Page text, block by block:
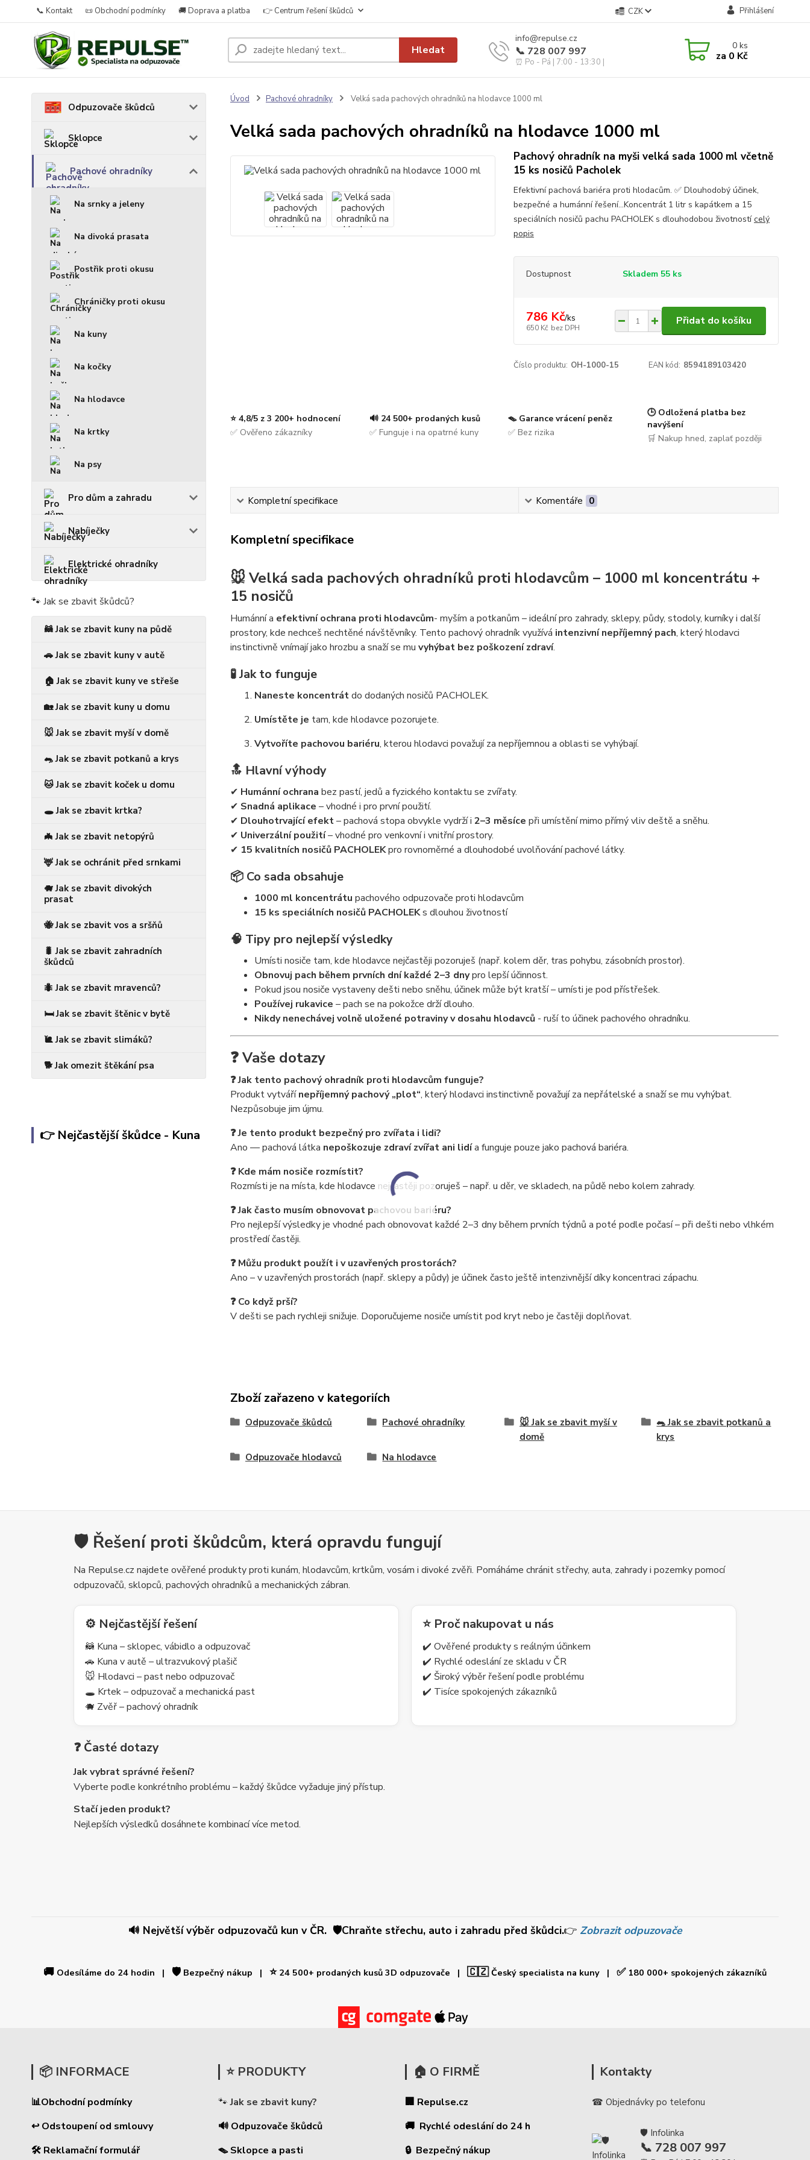
📞 Kontakt 📜 Obchodní podmínky 🚚 Doprava a platba 👉 Centrum řešení škůdců CZK Přihlášení
Hledat
info@repulse.cz
📞 728 007 997
⏰ Po - Pá | 7:00 - 13:30 |
0ks
za 0 Kč
Odpuzovače škůdců
Sklopce
Pachové ohradníky
Na srnky a jeleny
Na divoká prasata
Postřik proti okusu
Chráničky proti okusu
Na kuny
Na kočky
Na hlodavce
Na krtky
Na psy
Pro dům a zahradu
Nabíječky
Elektrické ohradníky
🐾 Jak se zbavit škůdců?
🦝 Jak se zbavit kuny na půdě
🚗 Jak se zbavit kuny v autě
🏠 Jak se zbavit kuny ve střeše
🏡 Jak se zbavit kuny u domu
🐭 Jak se zbavit myší v domě
🐀 Jak se zbavit potkanů a krys
🐱 Jak se zbavit koček u domu
🕳️ Jak se zbavit krtka?
🦇 Jak se zbavit netopýrů
🦌 Jak se ochránit před srnkami
🐗 Jak se zbavit divokých
prasat
🐝 Jak se zbavit vos a sršňů
🐛 Jak se zbavit zahradních
škůdců
🐜 Jak se zbavit mravenců?
🛏️ Jak se zbavit štěnic v bytě
🐌 Jak se zbavit slimáků?
🐕 Jak omezit štěkání psa
👉 Nejčastější škůdce - Kuna
Úvod Pachové ohradníky Velká sada pachových ohradníků na hlodavce 1000 ml
Velká sada pachových ohradníků na hlodavce 1000 ml
Pachový ohradník na myši velká sada 1000 ml včetně
15 ks nosičů Pacholek
Efektivní pachová bariéra proti hlodacům. ✅ Dlouhodobý účinek,
bezpečné a humánní řešení...Koncentrát 1 litr s kapátkem a 15
speciálních nosičů pachu PACHOLEK s dlouhodobou životnostícelý
popis
Dostupnost Skladem 55 ks
786 Kč/ks
650 Kč bez DPH
Přidat do košíku
Číslo produktu: OH-1000-15 EAN kód: 8594189103420
⭐ 4,8/5 z 3 200+ hodnocení
✅ Ověřeno zákazníky
🔊 24 500+ prodaných kusů
✅ Funguje i na opatrné kuny
🪤 Garance vrácení peněz
✅ Bez rizika
🕒 Odložená platba bez
navýšení
🛒 Nakup hned, zaplať později
Kompletní specifikace Komentáře 0
Kompletní specifikace
🐭Velká sada pachových ohradníků proti hlodavcům – 1000 ml koncentrátu +
15 nosičů
Humánní a efektivní ochrana proti hlodavcům- myším a potkanům – ideální pro zahrady, sklepy, půdy, stodoly, kurníky i další
prostory, kde nechceš nechtěné návštěvníky. Tento pachový ohradník využívá intenzivní nepříjemný pach, který hlodavci
instinctivně vnímají jako hrozbu a snaží se mu vyhýbat bez poškození zdraví.
🧪 Jak to funguje
Naneste koncentrátdo dodaných nosičů PACHOLEK.
Umístěte je tam, kde hlodavce pozorujete.
Vytvoříte pachovou bariéru, kterou hlodavci považují za nepříjemnou a oblasti se vyhýbají.
🔝 Hlavní výhody
✔ Humánní ochrana bez pastí, jedů a fyzického kontaktu se zvířaty.
✔ Snadná aplikace – vhodné i pro první použití.
✔ Dlouhotrvající efekt– pachová stopa obvykle vydrží i 2–3 měsíce při umístění mimo přímý vliv deště a sněhu.
✔ Univerzální použití– vhodné pro venkovní i vnitřní prostory.
✔ 15 kvalitních nosičů PACHOLEKpro rovnoměrné a dlouhodobé uvolňování pachové látky.
📦 Co sada obsahuje
1000 ml koncentrátu pachového odpuzovače proti hlodavcům
15 ks speciálních nosičů PACHOLEKs dlouhou životností
🧠 Tipy pro nejlepší výsledky
Umísti nosiče tam, kde hlodavce nejčastěji pozoruješ (např. kolem děr, tras pohybu, zásobních prostor).
Obnovuj pach během prvních dní každé 2–3 dnypro lepší účinnost.
Pokud jsou nosiče vystaveny dešti nebo sněhu, účinek může být kratší – umísti je pod přístřešek.
Používej rukavice – pach se na pokožce drží dlouho.
Nikdy nenechávej volně uložené potraviny v dosahu hlodavců- ruší to účinek pachového ohradníku.
❓ Vaše dotazy
❓ Jak tento pachový ohradník proti hlodavcům funguje?
Produkt vytvářínepříjemný pachový „plot“, který hlodavci instinctivně považují za nepřátelské a snaží se mu vyhýbat.
Nezpůsobuje jim újmu.
❓ Je tento produkt bezpečný pro zvířata i lidi?
Ano — pachová látka nepoškozuje zdraví zvířat ani lidía funguje pouze jako pachová bariéra.
❓ Kde mám nosiče rozmístit?
Rozmísti je na místa, kde hlodavce nejčastěji pozoruješ – např. u děr, ve skladech, na půdě nebo kolem zahrady.
❓ Jak často musím obnovovat pachovou bariéru?
Pro nejlepší výsledky je vhodné pach obnovovat každé 2–3 dny během prvních týdnů a poté podle počasí – při dešti nebo vlhkém
prostředí častěji.
❓ Můžu produkt použít i v uzavřených prostorách?
Ano – v uzavřených prostorách (např. sklepy a půdy) je účinek často ještě intenzivnější díky koncentraci zápachu.
❓ Co když prší?
V dešti se pach rychleji snižuje. Doporučujeme nosiče umístit pod kryt nebo je častěji doplňovat.
Zboží zařazeno v kategoriích
Odpuzovače škůdců Pachové ohradníky
🐭 Jak se zbavit myší v
domě
🐀 Jak se zbavit potkanů a
krys
Odpuzovače hlodavců
Na hlodavce
🛡️ Řešení proti škůdcům, která opravdu fungují
Na Repulse.cz najdete ověřené produkty proti kunám, hlodavcům, krtkům, vosám i divoké zvěři. Pomáháme chránit střechy, auta, zahrady i pozemky pomocí
odpuzovačů, sklopců, pachových ohradníků a mechanických zábran.
⚙️ Nejčastější řešení
🦝 Kuna – sklopec, vábidlo a odpuzovač
🚗 Kuna v autě – ultrazvukový plašič
🐭 Hlodavci – past nebo odpuzovač
🕳️ Krtek – odpuzovač a mechanická past
🐗 Zvěř – pachový ohradník
⭐ Proč nakupovat u nás
✔️ Ověřené produkty s reálným účinkem
✔️ Rychlé odeslání ze skladu v ČR
✔️ Široký výběr řešení podle problému
✔️ Tisíce spokojených zákazníků
❓ Časté dotazy
Jak vybrat správné řešení?
Vyberte podle konkrétního problému – každý škůdce vyžaduje jiný přístup.
Stačí jeden produkt?
Nejlepších výsledků dosáhnete kombinací více metod.
🔊 Největší výběr odpuzovačů kun v ČR. 🛡️Chraňte střechu, auto i zahradu před škůdci.👉 Zobrazit odpuzovače
🚚 Odesíláme do 24 hodin | 🛡️ Bezpečný nákup | ⭐24 500+ prodaných kusů 3D odpuzovače | 🇨🇿Český specialista na kuny | ✅180 000+ spokojených zákazníků
📦 INFORMACE
📊Obchodní podmínky
↩ Odstoupení od smlouvy
🛠 Reklamační formulář
⭐ PRODUKTY
🐾Jak se zbavit kuny?
🔊 Odpuzovače škůdců
🪤 Sklopce a pasti
🏠 O FIRMĚ
🏢 Repulse.cz
🚚 Rychlé odeslání do 24 h
🔒 Bezpečný nákup
Kontakty
☎ Objednávky po telefonu
🛡️ Infolinka
📞 728 007 997